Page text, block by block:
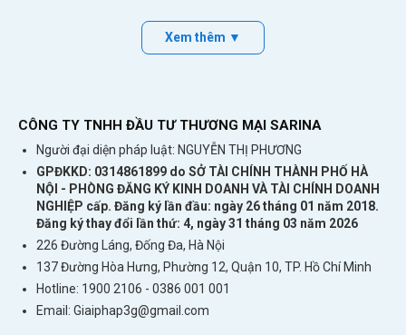
Xem thêm ▼
CÔNG TY TNHH ĐẦU TƯ THƯƠNG MẠI SARINA
Người đại diện pháp luật: NGUYỄN THỊ PHƯƠNG
GPĐKKD: 0314861899 do SỞ TÀI CHÍNH THÀNH PHỐ HÀ
NỘI - PHÒNG ĐĂNG KÝ KINH DOANH VÀ TÀI CHÍNH DOANH
NGHIỆP cấp. Đăng ký lần đầu: ngày 26 tháng 01 năm 2018.
Đăng ký thay đổi lần thứ: 4, ngày 31 tháng 03 năm 2026
226 Đường Láng, Đống Đa, Hà Nội
137 Đường Hòa Hưng, Phường 12, Quận 10, TP. Hồ Chí Minh
Hotline: 1900 2106 - 0386 001 001
Email: Giaiphap3g@gmail.com